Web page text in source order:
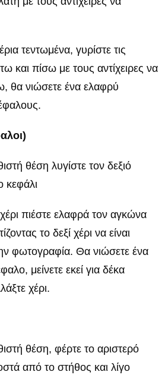
τεντωμένα, γυρίστε τις
και πίσω με τους αντίχειρες να
θα νιώσετε ένα ελαφρύ
θέση λυγίστε τον δεξιό
πιέστε ελαφρά τον αγκώνα
το δεξί χέρι να είναι
φωτογραφία. Θα νιώσετε ένα
μείνετε εκεί για δέκα
χέρι.
θέση, φέρτε το αριστερό
από το στήθος και λίγο